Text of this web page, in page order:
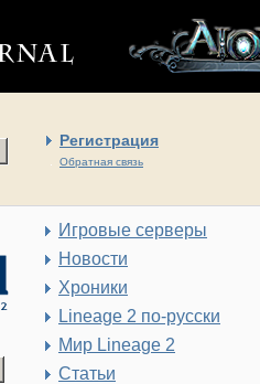
Регистрация
Обратная связь
Игровые серверы
Новости
Хроники
Lineage 2 по-русски
Мир Lineage 2
Статьи